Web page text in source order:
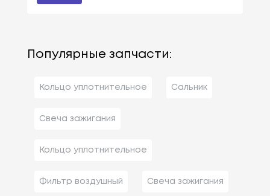
Популярные запчасти:
Кольцо уплотнительное Сальник
Свеча зажигания
Кольцо уплотнительное
Фильтр воздушный Свеча зажигания